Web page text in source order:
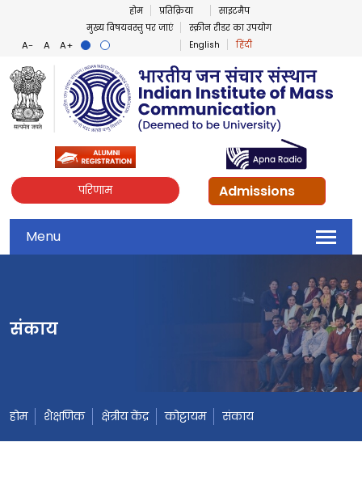
होम प्रतिक्रिया
साइटमैप
मुख्य विषयवस्तु पर जाएं
स्क्रीन रीडर का उपयोग
English
हिंदी
परिणाम Admissions
Menu
संकाय
होम शैक्षणिक क्षेत्रीय केंद्र कोट्टायम संकाय